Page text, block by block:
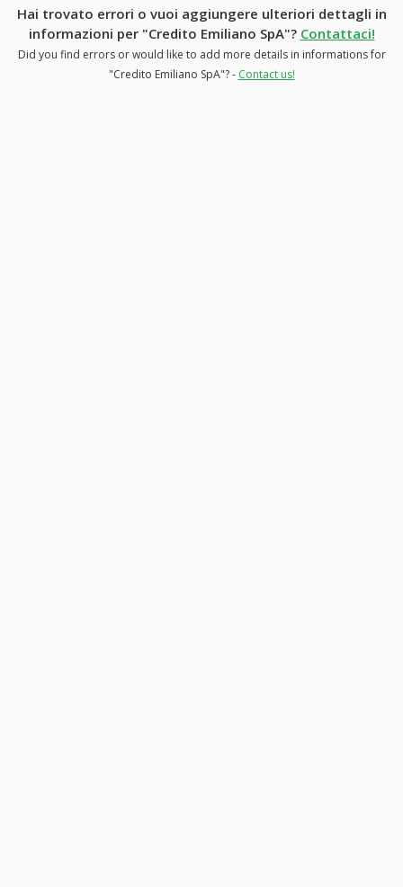
Hai trovato errori o vuoi aggiungere ulteriori dettagli in
informazioni per "Credito Emiliano SpA"? Contattaci!
Did you find errors or would like to add more details in informations for
"Credito Emiliano SpA"? - Contact us!